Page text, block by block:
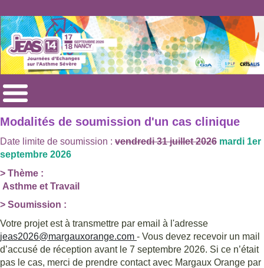
Modalités de soumission d'un cas clinique
Date limite de soumission : vendredi 31 juillet 2026 mardi 1er
septembre 2026
> Thème :
Asthme et Travail
> Soumission :
Votre projet est à transmettre par email à l'adresse
jeas2026@margauxorange.com - Vous devez recevoir un mail
d’accusé de réception avant le 7 septembre 2026. Si ce n’était
pas le cas, merci de prendre contact avec Margaux Orange par